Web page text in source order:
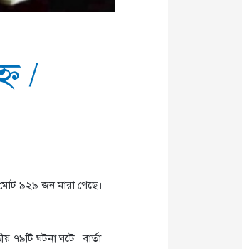
/
৯২৯ জন মারা গেছে।
৭৯টি ঘটনা ঘটে। বার্তা